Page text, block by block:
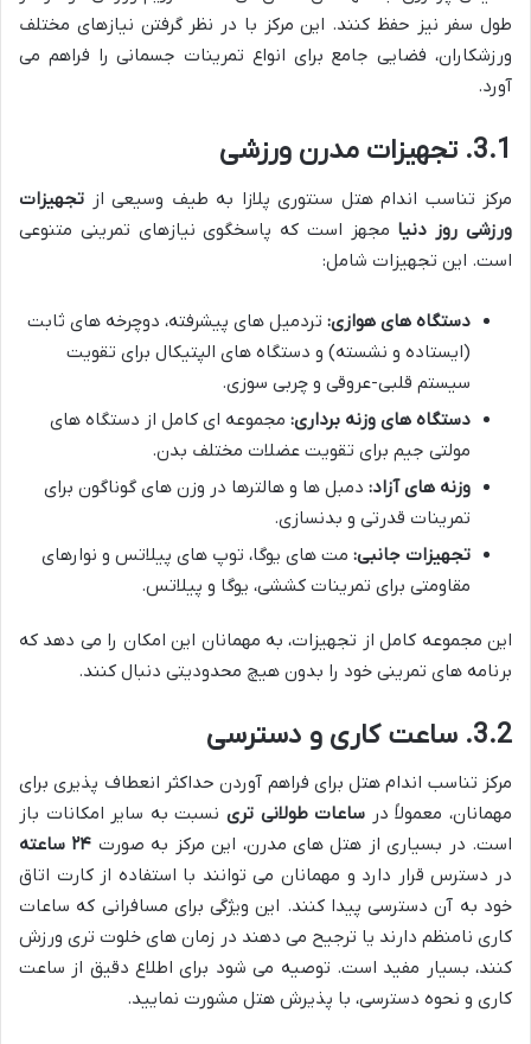
طول سفر نیز حفظ کنند. این مرکز با در نظر گرفتن نیازهای مختلف
ورزشکاران، فضایی جامع برای انواع تمرینات جسمانی را فراهم می
آورد.
3.1. تجهیزات مدرن ورزشی
مرکز تناسب اندام هتل سنتوری پلازا به طیف وسیعی از تجهیزات
ورزشی روز دنیا مجهز است که پاسخگوی نیازهای تمرینی متنوعی
است. این تجهیزات شامل:
دستگاه های هوازی: تردمیل های پیشرفته، دوچرخه های ثابت
(ایستاده و نشسته) و دستگاه های الپتیکال برای تقویت
سیستم قلبی-عروقی و چربی سوزی.
دستگاه های وزنه برداری: مجموعه ای کامل از دستگاه های
مولتی جیم برای تقویت عضلات مختلف بدن.
وزنه های آزاد: دمبل ها و هالترها در وزن های گوناگون برای
تمرینات قدرتی و بدنسازی.
تجهیزات جانبی: مت های یوگا، توپ های پیلاتس و نوارهای
مقاومتی برای تمرینات کششی، یوگا و پیلاتس.
این مجموعه کامل از تجهیزات، به مهمانان این امکان را می دهد که
برنامه های تمرینی خود را بدون هیچ محدودیتی دنبال کنند.
3.2. ساعت کاری و دسترسی
مرکز تناسب اندام هتل برای فراهم آوردن حداکثر انعطاف پذیری برای
مهمانان، معمولاً در ساعات طولانی تری نسبت به سایر امکانات باز
است. در بسیاری از هتل های مدرن، این مرکز به صورت ۲۴ ساعته
در دسترس قرار دارد و مهمانان می توانند با استفاده از کارت اتاق
خود به آن دسترسی پیدا کنند. این ویژگی برای مسافرانی که ساعات
کاری نامنظم دارند یا ترجیح می دهند در زمان های خلوت تری ورزش
کنند، بسیار مفید است. توصیه می شود برای اطلاع دقیق از ساعت
کاری و نحوه دسترسی، با پذیرش هتل مشورت نمایید.